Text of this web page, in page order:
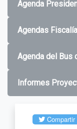
Agenda
Agendas
Agenda del Bus
Informes
Compartir